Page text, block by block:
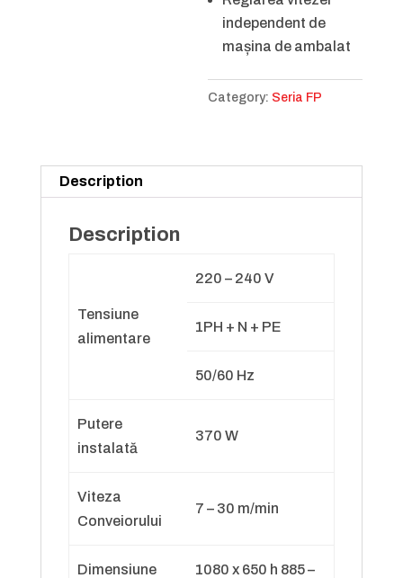
independent de
mașina de ambalat
Category: Seria FP
Description
Description
Tensiune
alimentare
220 – 240 V
1PH + N + PE
50/60 Hz
Putere
instalată
370 W
Viteza
Conveiorului
7 – 30 m/min
Dimensiune
1080 x 650 h 885 –